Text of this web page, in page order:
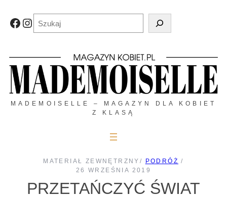
treściFacebook
Instagram
MADEMOISELLE – MAGAZYN DLA KOBIET
Z KLASĄ
MATERIAŁ ZEWNĘTRZNY / PODRÓŻ /
26 WRZEŚNIA 2019
PRZETAŃCZYĆ ŚWIAT